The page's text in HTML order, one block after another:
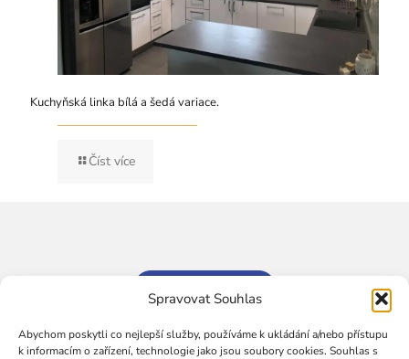
Spravovat Souhlas
Abychom poskytli co nejlepší služby, používáme k ukládání a/nebo přístupu
k informacím o zařízení, technologie jako jsou soubory cookies. Souhlas s
Kuchyňská linka bílá a šedá variace.
Číst více